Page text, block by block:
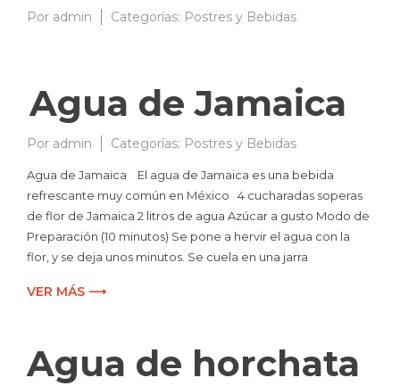
Por admin 10/03/2009
Categorías: Postres y Bebidas
Agua de Jamaica
Por admin 28/02/2008
Categorías: Postres y Bebidas
Agua de Jamaica El agua de Jamaica es una bebida
refrescante muy común en México 4 cucharadas soperas
de flor de Jamaica 2 litros de agua Azúcar a gusto Modo de
Preparación (10 minutos) Se pone a hervir el agua con la
flor, y se deja unos minutos. Se cuela en una jarra
VER MÁS ⟶
Agua de horchata